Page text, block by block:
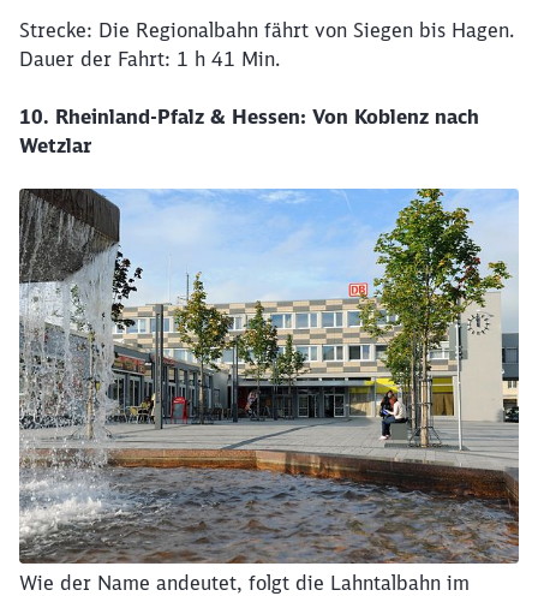
Strecke: Die Regionalbahn fährt von Siegen bis Hagen.
Dauer der Fahrt: 1 h 41 Min.
10. Rheinland-Pfalz & Hessen: Von Koblenz nach
Wetzlar
Wie der Name andeutet, folgt die Lahntalbahn im